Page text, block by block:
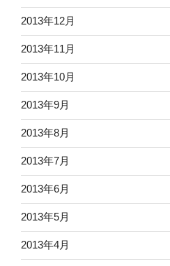
2013年12月
2013年11月
2013年10月
2013年9月
2013年8月
2013年7月
2013年6月
2013年5月
2013年4月